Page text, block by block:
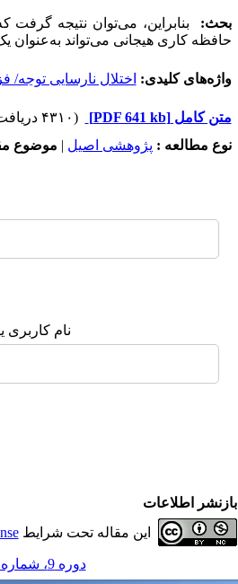
بحث: بنابراین، می‌توان نتیجه
حافظه کاری هیجانی می‌تواند
واژه‌های کلیدی: اختلال نارسایی
متن کامل[PDF 641 kb]
(۴۳۱۰ دریافت)
نوع مطالعه : پژوهشی اصيل | موضوع
نام کاربری
بازنشر اطلاعات
این مقاله تحت شرایط
دوره 9، شماره 5 - ( آذر - دی 1395 )